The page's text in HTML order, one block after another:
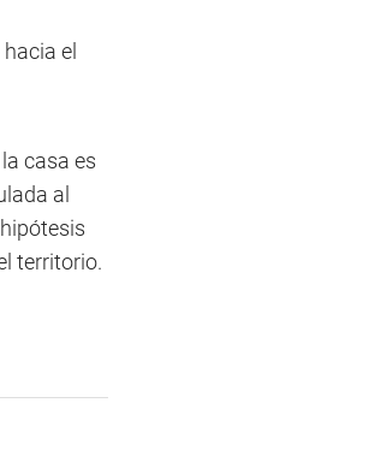
el
casa es
al
territorio.